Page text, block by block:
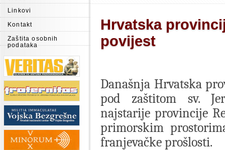
Linkovi
Kontakt
Zaštita osobnih
podataka
Hrvatska
povijest
Današnja Hrvatska
pod zaštitom sv.
najstarije provincije
primorskim
franjevačke prošlosti.